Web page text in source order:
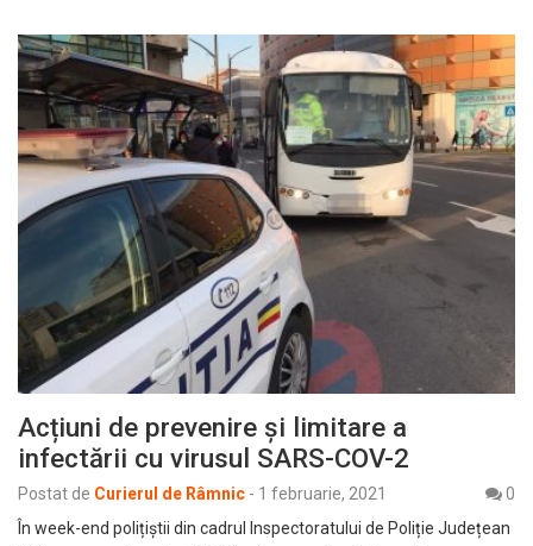
Acțiuni de prevenire și limitare a
infectării cu virusul SARS-COV-2
Postat de Curierul de Râmnic - 1 februarie, 2021
0
În week-end polițiștii din cadrul Inspectoratului de Poliție Județean